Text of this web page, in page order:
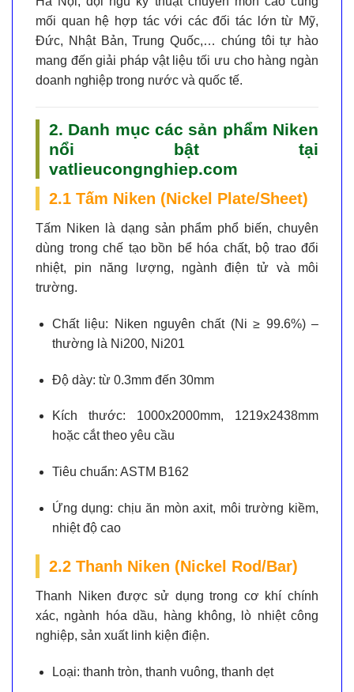
mối quan hệ hợp tác với các đối tác lớn từ Mỹ,
Đức, Nhật Bản, Trung Quốc,… chúng tôi tự hào
mang đến giải pháp vật liệu tối ưu cho hàng ngàn
doanh nghiệp trong nước và quốc tế.
2. Danh mục các sản phẩm Niken
nổi bật tại
vatlieucongnghiep.com
2.1 Tấm Niken (Nickel Plate/Sheet)
Tấm Niken là dạng sản phẩm phổ biến, chuyên
dùng trong chế tạo bồn bể hóa chất, bộ trao đổi
nhiệt, pin năng lượng, ngành điện tử và môi
trường.
Chất liệu: Niken nguyên chất (Ni ≥ 99.6%) –
thường là Ni200, Ni201
Độ dày: từ 0.3mm đến 30mm
Kích thước: 1000x2000mm, 1219x2438mm
hoặc cắt theo yêu cầu
Tiêu chuẩn: ASTM B162
Ứng dụng: chịu ăn mòn axit, môi trường kiềm,
nhiệt độ cao
2.2 Thanh Niken (Nickel Rod/Bar)
Thanh Niken được sử dụng trong cơ khí chính
xác, ngành hóa dầu, hàng không, lò nhiệt công
nghiệp, sản xuất linh kiện điện.
Loại: thanh tròn, thanh vuông, thanh dẹt